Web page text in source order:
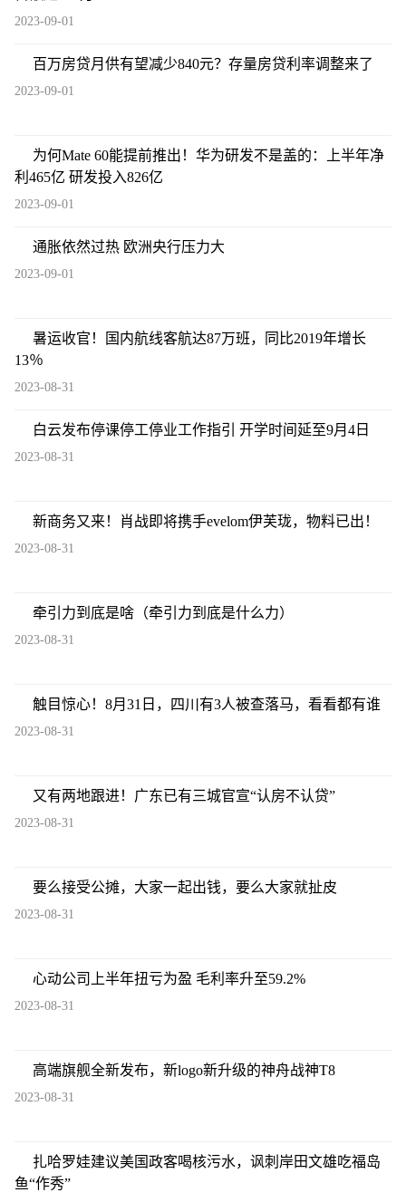
2023-09-01
百万房贷月供有望减少840元？存量房贷利率调整来了
2023-09-01
为何Mate 60能提前推出！华为研发不是盖的：上半年净
利465亿 研发投入826亿
2023-09-01
通胀依然过热 欧洲央行压力大
2023-09-01
暑运收官！国内航线客航达87万班，同比2019年增长
13％
2023-08-31
白云发布停课停工停业工作指引 开学时间延至9月4日
2023-08-31
新商务又来！肖战即将携手evelom伊芙珑，物料已出！
2023-08-31
牵引力到底是啥（牵引力到底是什么力）
2023-08-31
触目惊心！8月31日，四川有3人被查落马，看看都有谁
2023-08-31
又有两地跟进！广东已有三城官宣“认房不认贷”
2023-08-31
要么接受公摊，大家一起出钱，要么大家就扯皮
2023-08-31
心动公司上半年扭亏为盈 毛利率升至59.2%
2023-08-31
高端旗舰全新发布，新logo新升级的神舟战神T8
2023-08-31
扎哈罗娃建议美国政客喝核污水，讽刺岸田文雄吃福岛
鱼“作秀”